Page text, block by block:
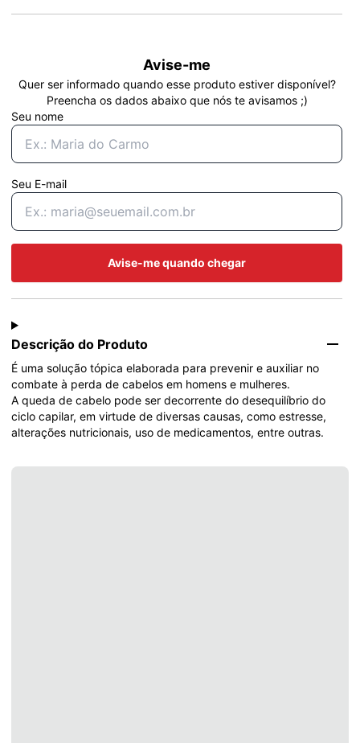
Avise-me
Quer ser informado quando esse produto estiver disponível?
Preencha os dados abaixo que nós te avisamos ;)
Seu nome
Seu E-mail
Avise-me quando chegar
Descrição do Produto
É uma solução tópica elaborada para prevenir e auxiliar no
combate à perda de cabelos em homens e mulheres.
A queda de cabelo pode ser decorrente do desequilíbrio do
ciclo capilar, em virtude de diversas causas, como estresse,
alterações nutricionais, uso de medicamentos, entre outras.